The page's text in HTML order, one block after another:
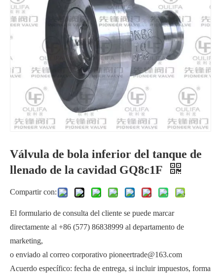
Válvula de bola para fondo de tanque con vástago inclinado XGQ41F-10K Válvula neumática de fondo de tanque PQ68c1F
Válvula de fondo de tanque accionada neumáticamente XGQ641F Válvula de bola inferior del tanque de antibiótico KGQ81F-16R
Válvula de bola inferior del tanque de
llenado de la cavidad GQ8c1F
Compartir con:
El formulario de consulta del cliente se puede marcar
directamente al +86 (577) 86838999 al departamento de
marketing,
o enviado al correo corporativo pioneertrade@163.com
Acuerdo específico: fecha de entrega, si incluir impuestos, forma